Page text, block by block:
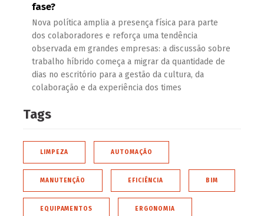
fase?
Nova política amplia a presença física para parte
dos colaboradores e reforça uma tendência
observada em grandes empresas: a discussão sobre
trabalho híbrido começa a migrar da quantidade de
dias no escritório para a gestão da cultura, da
colaboração e da experiência dos times
Tags
LIMPEZA AUTOMAÇÃO
MANUTENÇÃO EFICIÊNCIA BIM
EQUIPAMENTOS ERGONOMIA